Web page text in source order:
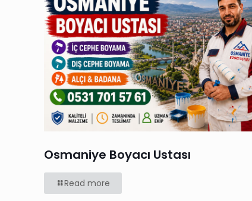
Osmaniye Boyacı Ustası
Read more